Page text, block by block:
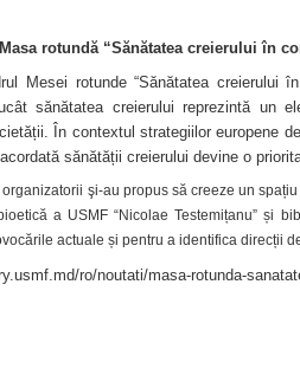
Masa rotundă “Sănătatea creierului în
Mesei rotunde “Sănătatea creierului
sănătatea creierului reprezintă un
În contextul strategiilor europene
sănătății creierului devine o
şi-au propus să creeze un
a USMF “Nicolae Testemițanu” și
actuale și pentru a identifica direcții
ro/noutati/masa-rotunda-